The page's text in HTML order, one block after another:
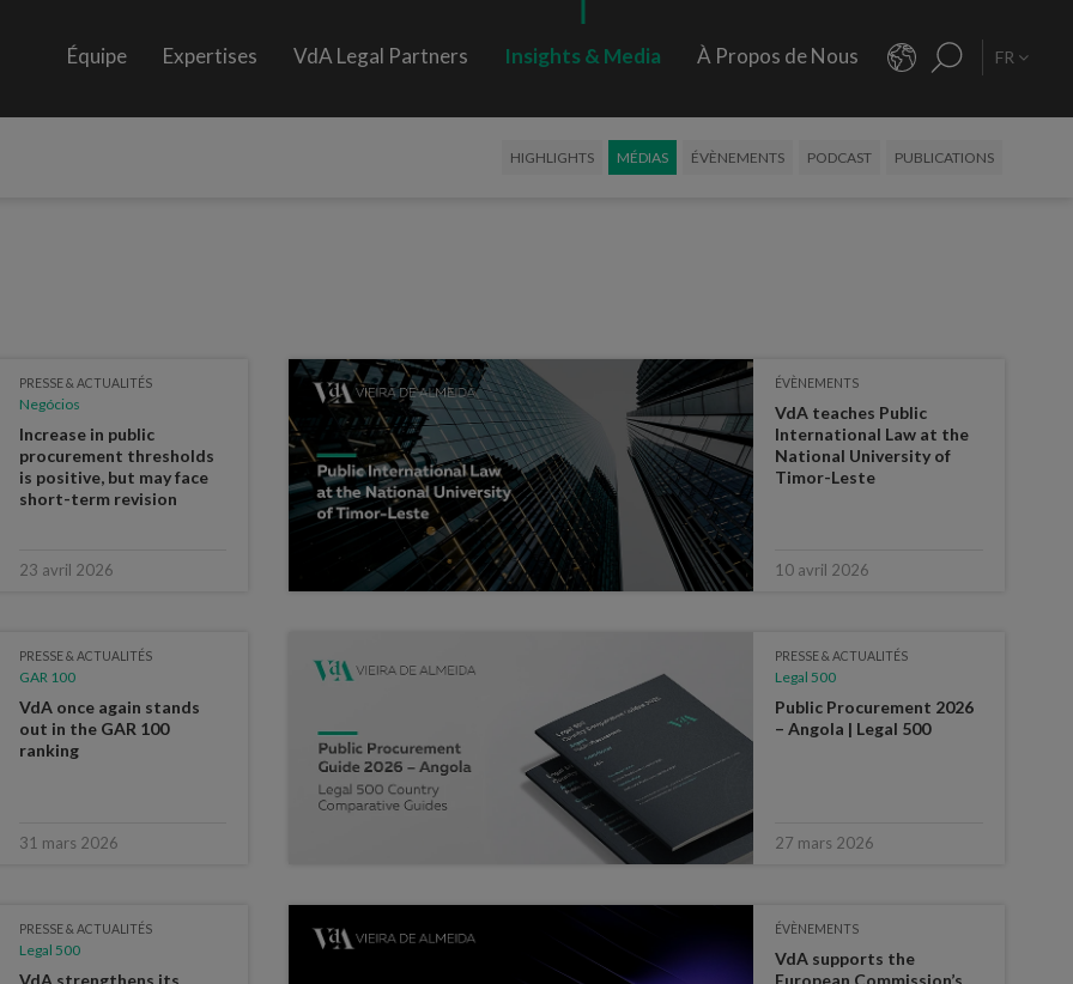
Équipe Expertises VdA Legal Partners Insights & Media À Propos de Nous FR
HIGHLIGHTS MÉDIAS ÉVÈNEMENTS PODCAST PUBLICATIONS
PRESSE & ACTUALITÉS
Negócios
Increase in public
procurement thresholds
is positive, but may face
short-term revision
23 avril 2026
ÉVÈNEMENTS
VdA teaches Public
International Law at the
National University of
Timor-Leste
10 avril 2026
PRESSE & ACTUALITÉS
GAR 100
VdA once again stands
out in the GAR 100
ranking
31 mars 2026
PRESSE & ACTUALITÉS
Legal 500
Public Procurement 2026
– Angola | Legal 500
27 mars 2026
PRESSE & ACTUALITÉS
Legal 500
VdA strengthens its
ÉVÈNEMENTS
VdA supports the
European Commission’s